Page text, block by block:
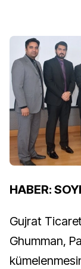
HABER:
Gujrat
Ghumman,